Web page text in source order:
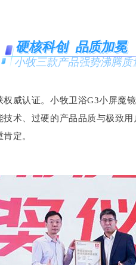
硬核科创 品质加冕
小牧三款产品强势沸腾质
威认证。小牧卫浴G3小屏魔
术、过硬的产品品质与极致
定。